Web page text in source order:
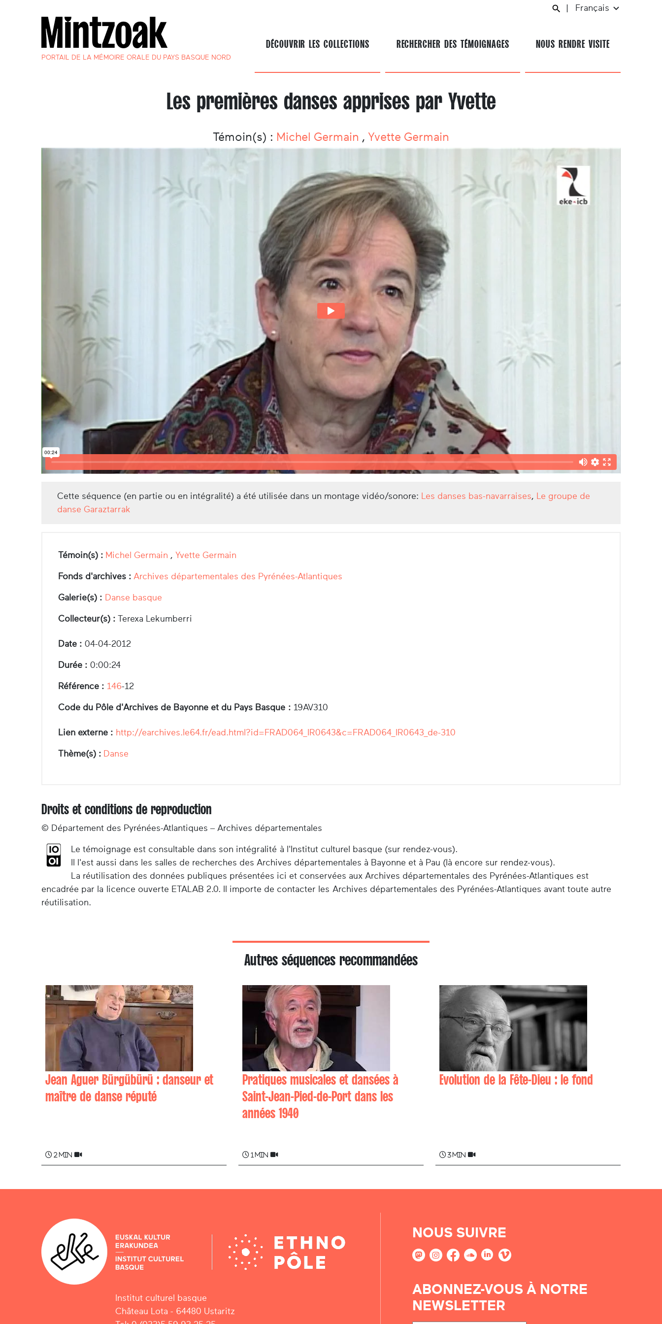
PORTAIL DE LA MÉMOIRE ORALE DU PAYS BASQUE NORD
Français
DÉCOUVRIR LES COLLECTIONS RECHERCHER DES TÉMOIGNAGES NOUS RENDRE VISITE
Les premières danses apprises par Yvette
Témoin(s) : Michel Germain , Yvette Germain
Cette séquence (en partie ou en intégralité) a été utilisée dans un montage vidéo/sonore: Les danses bas-navarraises, Le groupe de
danse Garaztarrak
Témoin(s) : Michel Germain , Yvette Germain
Fonds d'archives : Archives départementales des Pyrénées-Atlantiques
Galerie(s) : Danse basque
Collecteur(s) : Terexa Lekumberri
Date : 04-04-2012
Durée : 0:00:24
Référence : 146-12
Code du Pôle d'Archives de Bayonne et du Pays Basque : 19AV310
Lien externe : http://earchives.le64.fr/ead.html?id=FRAD064_IR0643&c=FRAD064_IR0643_de-310
Thème(s) : Danse
Droits et conditions de reproduction
© Département des Pyrénées-Atlantiques – Archives départementales
Le témoignage est consultable dans son intégralité à l'Institut culturel basque (sur rendez-vous).
Il l'est aussi dans les salles de recherches des Archives départementales à Bayonne et à Pau (là encore sur rendez-vous).
La réutilisation des données publiques présentées ici et conservées aux Archives départementales des Pyrénées-Atlantiques est
encadrée par la licence ouverte ETALAB 2.0. Il importe de contacter les Archives départementales des Pyrénées-Atlantiques avant toute autre
réutilisation.
Autres séquences recommandées
Jean Aguer Bürgübürü : danseur et
maître de danse réputé
2 min
Pratiques musicales et dansées à
Saint-Jean-Pied-de-Port dans les
années 1940
1 min
Evolution de la Fête-Dieu : le fond
3 min
Institut culturel basque
Château Lota - 64480 Ustaritz
NOUS SUIVRE
ABONNEZ-VOUS À NOTRE
NEWSLETTER